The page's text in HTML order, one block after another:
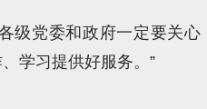
级党委和政府一定要关心
学习提供好服务。”